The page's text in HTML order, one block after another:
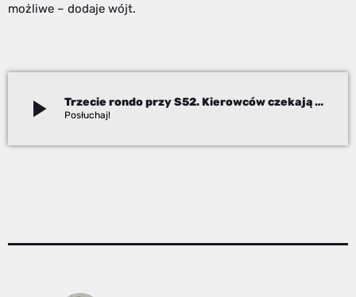
możliwe – dodaje wójt.
play_arrow Trzecie rondo przy S52. Kierowców czekają miesiące objazdów?